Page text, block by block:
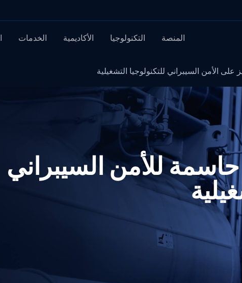
المنصة التكنولوجيا الأكاديمية الخدمات
حاسمة للأمن السيبراني